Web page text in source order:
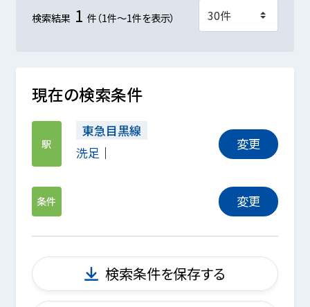
検索結果 1 件（1件～1件を表示）
現在の検索条件
駅
東急目黒線
洗足
変更
条件 変更
検索条件を保存する